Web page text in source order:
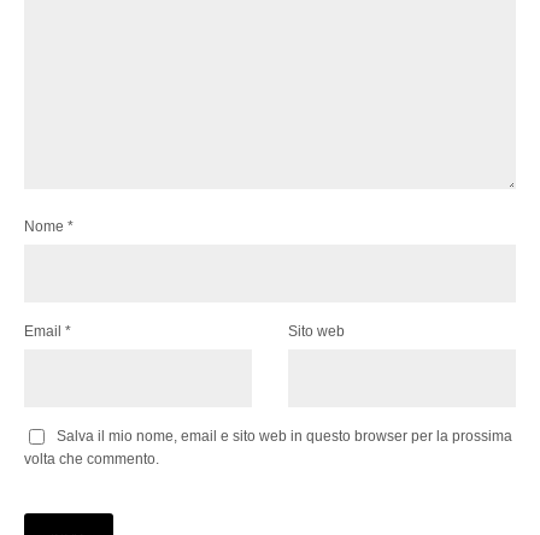
Nome *
Email * Sito web
Salva il mio nome, email e sito web in questo browser per la prossima
volta che commento.